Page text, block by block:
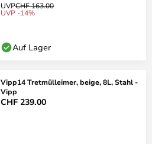
UVPCHF 163.00
UVP -14%
Auf Lager
Vipp14 Tretmülleimer, beige, 8L, Stahl -
Vipp
CHF 239.00